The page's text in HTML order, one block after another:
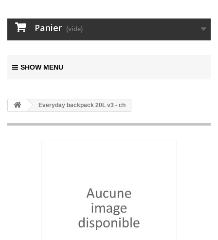
Panier (vide)
SHOW MENU
Everyday backpack 20L v3 - ch